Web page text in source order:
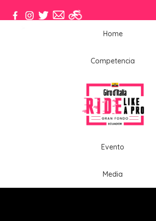
Home
Competencia
Evento
Media